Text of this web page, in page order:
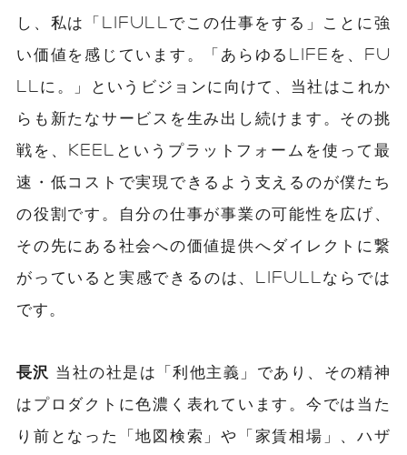
し、私は「LIFULLでこの仕事をする」ことに強
い価値を感じています。「あらゆるLIFEを、FU
LLに。」というビジョンに向けて、当社はこれか
らも新たなサービスを生み出し続けます。その挑
戦を、KEELというプラットフォームを使って最
速・低コストで実現できるよう支えるのが僕たち
の役割です。自分の仕事が事業の可能性を広げ、
その先にある社会への価値提供へダイレクトに繋
がっていると実感できるのは、LIFULLならでは
です。
長沢 当社の社是は「利他主義」であり、その精神
はプロダクトに色濃く表れています。今では当た
り前となった「地図検索」や「家賃相場」、ハザ